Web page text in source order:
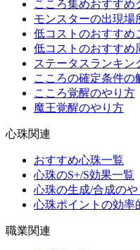
こころ集めおすすめ
モンスターの出現場
低コストのおすすめ
低コストのおすすめ
ステータスランキン
こころの確定条件の
こころ覚醒のやり方
魔王覚醒のやり方
心珠関連
おすすめ心珠一覧
心珠のS+/S効果一覧
心珠の生成/合成の
心珠ポイントの効率
職業関連